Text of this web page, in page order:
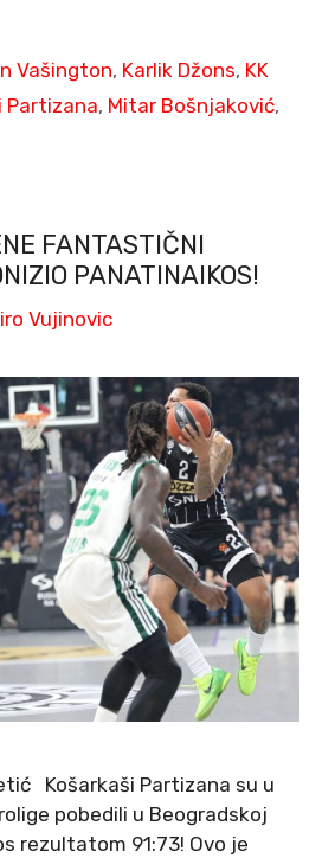
Vašington, Karlik Džons, KK
Partizana, Mitar Bošnjaković,
FANTASTIČNI
PANATINAIKOS!
Vujinovic
Košarkaši Partizana su u
pobedili u Beogradskoj
rezultatom 91:73! Ovo je